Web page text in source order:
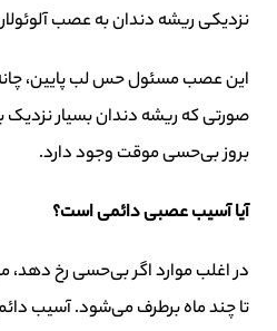
نزدیکی ریشه دندان به عصب
این عصب مسئول حس لب پایین،
صورتی که ریشه دندان بسیار
بروز بی‌حسی موقت وجود دارد.
آیا آسیب عصبی دائمی است؟
در اغلب موارد اگر بی‌حسی رخ
تا چند ماه برطرف می‌شود. آسیب